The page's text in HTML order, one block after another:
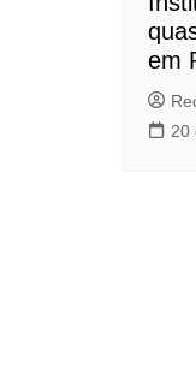
em
20